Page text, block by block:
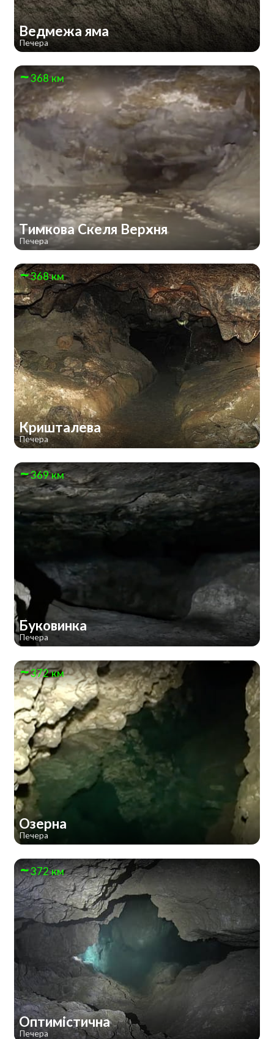
Ведмежа яма
Печера
368 км
Тимкова Скеля Верхня
Печера
368 км
Кришталева
Печера
369 км
Буковинка
Печера
372 км
Озерна
Печера
372 км
Оптимістична
Печера